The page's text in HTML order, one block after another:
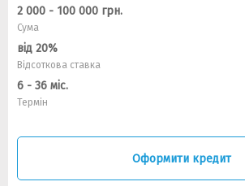
2 000 - 100 000 грн.
Сума
від 20%
Відсоткова ставка
6 - 36 міс.
Термін
Оформити кредит